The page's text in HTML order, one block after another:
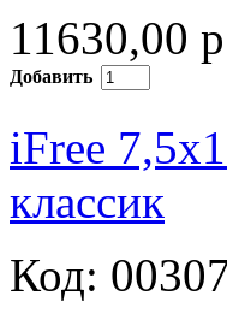
11630,00
Добавить
iFree
классик
Код: